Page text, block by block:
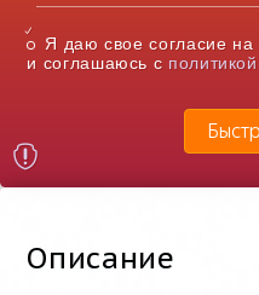
Я даю свое согласие на
и соглашаюсь с
Описание